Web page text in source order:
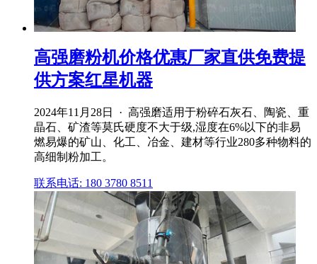
高强磨粉机价格优惠厂家直供免费提
供方案红星机器
2024年11月28日 · 高强磨适用于粉碎石灰石、陶瓷、重
晶石、矿渣等莫氏硬度不大于级,湿度在6%以下的非易
燃易爆的矿山、化工、冶金、建材等行业280多种物料的
高细制粉加工。
联系电话: 180 3780 8511